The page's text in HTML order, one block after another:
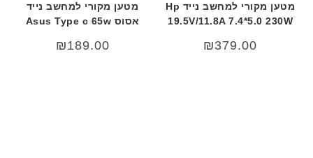
מטען מקורי למחשב נייד Hp
19.5V/11.8A 7.4*5.0 230W
₪379.00
מטען מקורי למחשב נייד
אסוס Asus Type c 65w
₪189.00